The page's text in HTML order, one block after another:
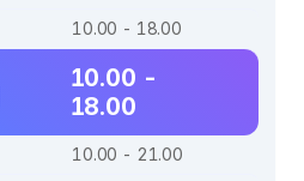
10.00 - 18.00
10.00 -
18.00
10.00 - 21.00